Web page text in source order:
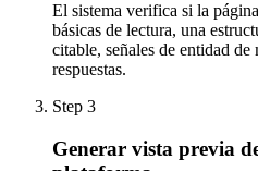
El sistema verifica si la
básicas de lectura, una
citable, señales de entidad
respuestas.
Step 3
Generar vista previa